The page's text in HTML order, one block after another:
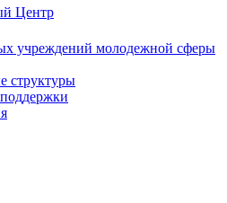
Центр
учреждений молодежной сферы
структуры